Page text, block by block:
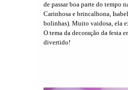
de passar boa parte do tempo
Carinhosa e brincalhona,
bolinhas). Muito vaidosa, ela
O tema da decoração da festa
divertido!